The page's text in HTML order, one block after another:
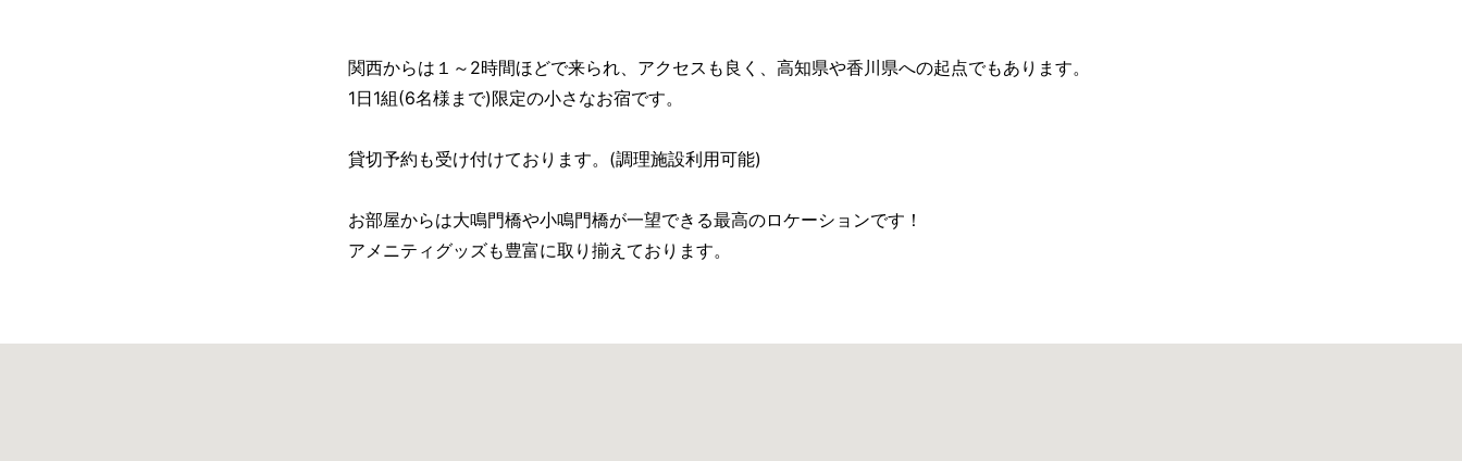
関西からは１～2時間ほどで来られ、アクセスも良く、高知県や香川県への起点でもあります。
1日1組(6名様まで)限定の小さなお宿です。
貸切予約も受け付けております。(調理施設利用可能)
お部屋からは大鳴門橋や小鳴門橋が一望できる最高のロケーションです！
アメニティグッズも豊富に取り揃えております。